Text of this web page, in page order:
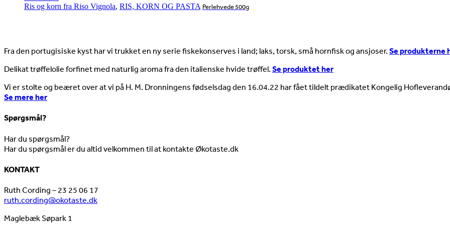
Ris og korn fra Riso Vignola, RIS, KORN OG PASTA Perlehvede 500g
Fra den portugisiske kyst har vi trukket en ny serie fiskekonserves i land; laks, torsk, små hornfisk og ansjoser. Se produkterne
Delikat trøffelolie forfinet med naturlig aroma fra den italienske hvide trøffel. Se produktet her
Vi er stolte og beæret over at vi på H. M. Dronningens fødselsdag den 16.04.22 har fået tildelt prædikatet Kongelig
Se mere her
Spørgsmål?
Har du spørgsmål?
Har du spørgsmål er du altid velkommen til at kontakte Økotaste.dk
KONTAKT
Ruth Cording – 23 25 06 17
ruth.cording@okotaste.dk
Maglebæk Søpark 1